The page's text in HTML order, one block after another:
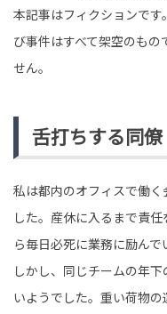
本記事はフィクションで
び事件はすべて架空のも
せん。
舌打ちする同僚
私は都内のオフィスで働
した。産休に入るまで責
ら毎日必死に業務に励んで
しかし、同じチームの年
いようでした。重い荷物